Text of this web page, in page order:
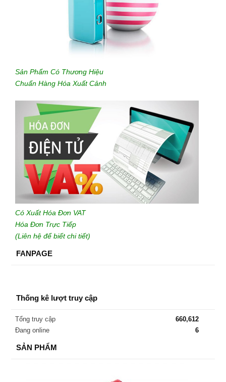
Sản Phẩm Có Thương Hiệu
Chuẩn Hàng Hóa Xuất Cảnh
Có Xuất Hóa Đơn VAT
Hóa Đơn Trực Tiếp
(Liên hệ để biết chi tiết)
FANPAGE
Thống kê lượt truy cập
Tổng truy cập
660,612
Đang online
6
SẢN PHẨM